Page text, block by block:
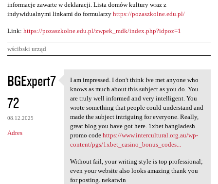
informacje zawarte w deklaracji. Lista domów kultury wraz z
indywidualnymi linkami do formularzy https://pozaszkolne.edu.pl/
Link: https://pozaszkolne.edu.pl/zwpek_mdk/index.php?idpoz=1
wścibski urząd
K
o
m
e
n
BGExpert7
72
08.12.2025
Adres
I am impressed. I don't think
I am impressed. I don't think Ive met anyone who
knows as much about this subject as you do. You
are truly well informed and very intelligent. You
wrote something that people could understand and
made the subject intriguing for everyone. Really,
great blog you have got here. 1xbet bangladesh
promo code https://www.intercultural.org.au/wp-
content/pgs/1xbet_casino_bonus_codes...
Without fail, your writing style is top professional;
even your website also looks amazing thank you
for posting. nekatwin